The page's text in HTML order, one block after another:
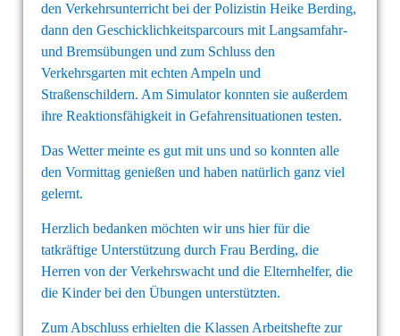
den Verkehrsunterricht bei der Polizistin Heike Berding,
dann den Geschicklichkeitsparcours mit Langsamfahr-
und Bremsübungen und zum Schluss den
Verkehrsgarten mit echten Ampeln und
Straßenschildern. Am Simulator konnten sie außerdem
ihre Reaktionsfähigkeit in Gefahrensituationen testen.
Das Wetter meinte es gut mit uns und so konnten alle
den Vormittag genießen und haben natürlich ganz viel
gelernt.
Herzlich bedanken möchten wir uns hier für die
tatkräftige Unterstützung durch Frau Berding, die
Herren von der Verkehrswacht und die Elternhelfer, die
die Kinder bei den Übungen unterstützten.
Zum Abschluss erhielten die Klassen Arbeitshefte zur